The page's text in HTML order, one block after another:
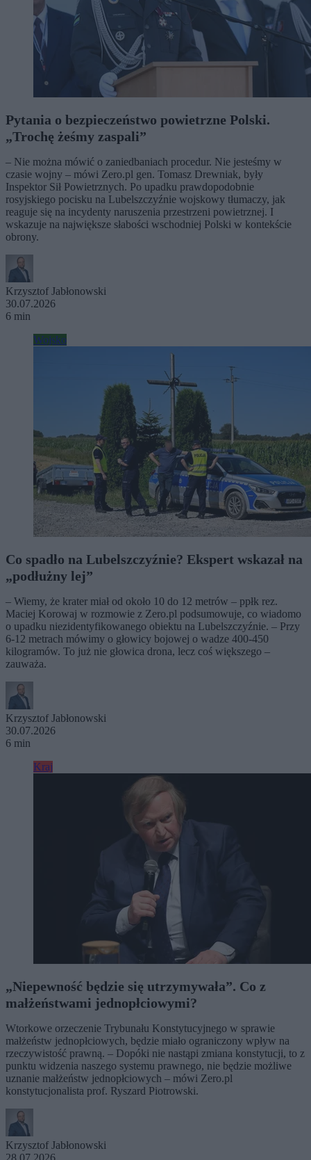
Pytania o bezpieczeństwo powietrzne Polski.
„Trochę żeśmy zaspali”
– Nie można mówić o zaniedbaniach procedur. Nie jesteśmy w
czasie wojny – mówi Zero.pl gen. Tomasz Drewniak, były
Inspektor Sił Powietrznych. Po upadku prawdopodobnie
rosyjskiego pocisku na Lubelszczyźnie wojskowy tłumaczy, jak
reaguje się na incydenty naruszenia przestrzeni powietrznej. I
wskazuje na największe słabości wschodniej Polski w kontekście
obrony.
Krzysztof Jabłonowski
30.07.2026
6 min
Wojsko
Co spadło na Lubelszczyźnie? Ekspert wskazał na
„podłużny lej”
– Wiemy, że krater miał od około 10 do 12 metrów – ppłk rez.
Maciej Korowaj w rozmowie z Zero.pl podsumowuje, co wiadomo
o upadku niezidentyfikowanego obiektu na Lubelszczyźnie. – Przy
6-12 metrach mówimy o głowicy bojowej o wadze 400-450
kilogramów. To już nie głowica drona, lecz coś większego –
zauważa.
Krzysztof Jabłonowski
30.07.2026
6 min
Kraj
„Niepewność będzie się utrzymywała”. Co z
małżeństwami jednopłciowymi?
Wtorkowe orzeczenie Trybunału Konstytucyjnego w sprawie
małżeństw jednopłciowych, będzie miało ograniczony wpływ na
rzeczywistość prawną. – Dopóki nie nastąpi zmiana konstytucji, to z
punktu widzenia naszego systemu prawnego, nie będzie możliwe
uznanie małżeństw jednopłciowych – mówi Zero.pl
konstytucjonalista prof. Ryszard Piotrowski.
Krzysztof Jabłonowski